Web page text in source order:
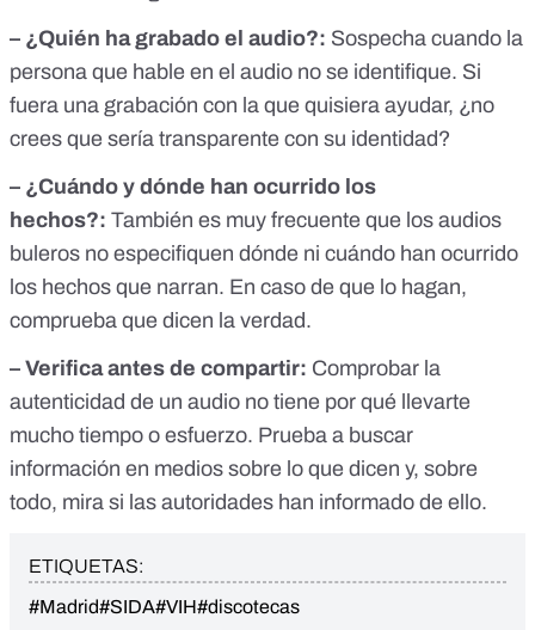
– ¿Quién ha grabado el audio?: Sospecha cuando la
persona que hable en el audio no se identifique. Si
fuera una grabación con la que quisiera ayudar, ¿no
crees que sería transparente con su identidad?
– ¿Cuándo y dónde han ocurrido los
hechos?: También es muy frecuente que los audios
buleros no especifiquen dónde ni cuándo han ocurrido
los hechos que narran. En caso de que lo hagan,
comprueba que dicen la verdad.
– Verifica antes de compartir: Comprobar la
autenticidad de un audio no tiene por qué llevarte
mucho tiempo o esfuerzo. Prueba a buscar
información en medios sobre lo que dicen y, sobre
todo, mira si las autoridades han informado de ello.
ETIQUETAS:
#Madrid#SIDA#VIH#discotecas